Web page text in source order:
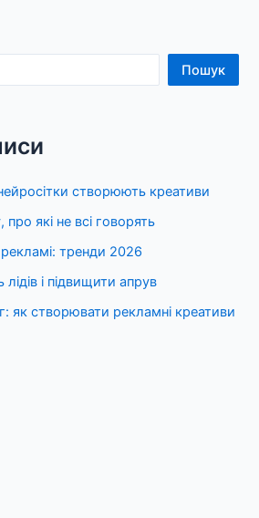
Пошук
створюють креативи
які не всі говорять
тренди 2026
лідів і підвищити апрув
як створювати рекламні креативи